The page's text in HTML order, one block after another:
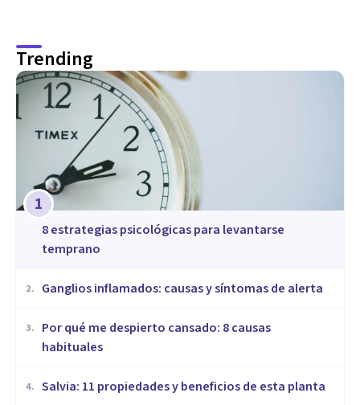
Trending
1
8 estrategias psicológicas para levantarse
temprano
2. Ganglios inflamados: causas y síntomas de alerta
3.
Por qué me despierto cansado: 8 causas
habituales
4. Salvia: 11 propiedades y beneficios de esta planta